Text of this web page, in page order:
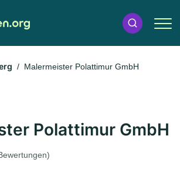
Malermeister Polattimur GmbH
Polattimur GmbH